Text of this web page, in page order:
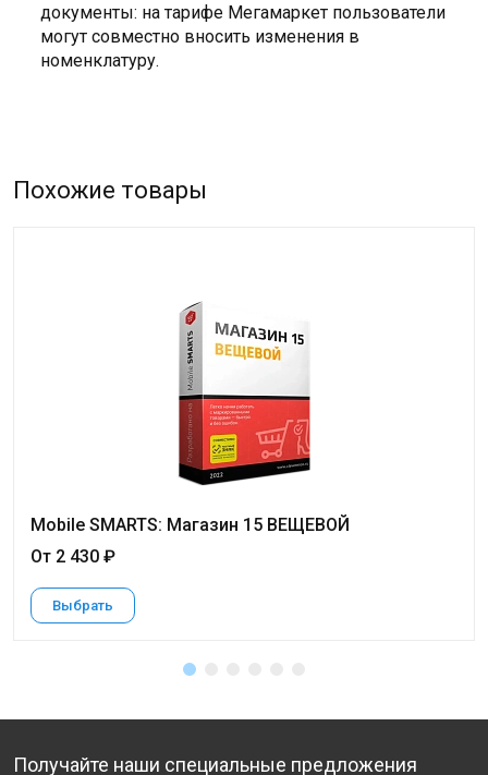
документы: на тарифе Мегамаркет пользователи
могут совместно вносить изменения в
номенклатуру.
Похожие товары
Mobile SMARTS: Магазин 15 ВЕЩЕВОЙ
От 2 430 ₽
Выбрать
Получайте наши специальные предложения